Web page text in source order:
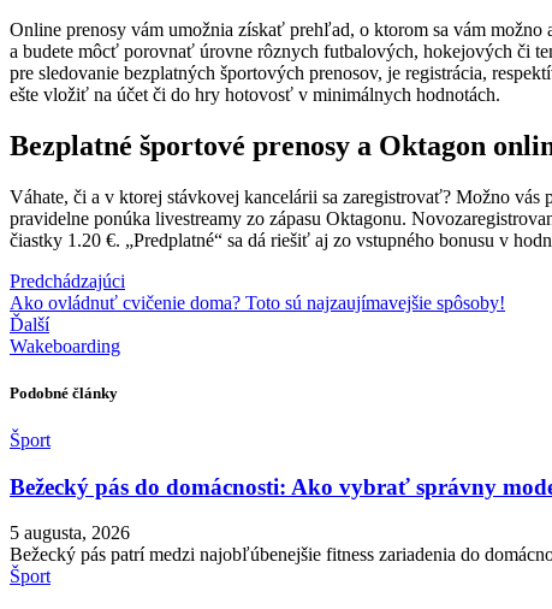
Online prenosy vám umožnia získať prehľad, o ktorom sa vám
a budete môcť porovnať úrovne rôznych futbalových, hokejových či
pre sledovanie bezplatných športových prenosov, je registrácia,
ešte vložiť na účet či do hry hotovosť v minimálnych hodnotách.
Bezplatné športové prenosy a Oktagon
Váhate, či a v ktorej stávkovej kancelárii sa zaregistrovať? Možno vás
pravidelne ponúka livestreamy zo zápasu Oktagonu.
čiastky 1.20 €. „Predplatné“ sa dá riešiť aj zo vstupného bonusu v
Predchádzajúci
Ako ovládnuť cvičenie doma? Toto sú najzaujímavejšie spôsoby!
Ďalší
Wakeboarding
Podobné články
Šport
Bežecký pás do domácnosti: Ako vybrať správny
5 augusta, 2026
Bežecký pás patrí medzi najobľúbenejšie fitness zariadenia do
Šport